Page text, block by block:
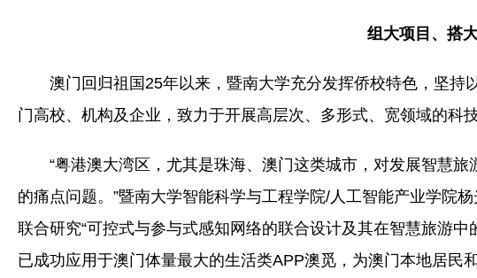
组大项目、搭
澳门回归祖国25年以来，暨南大学充分发挥侨校特色，坚持
门高校、机构及企业，致力于开展高层次、多形式、宽领域的科
“粤港澳大湾区，尤其是珠海、澳门这类城市，对发展智慧
的痛点问题。”暨南大学智能科学与工程学院/人工智能产业学院
联合研究“可控式与参与式感知网络的联合设计及其在智慧旅游
已成功应用于澳门体量最大的生活类APP澳觅，为澳门本地居民